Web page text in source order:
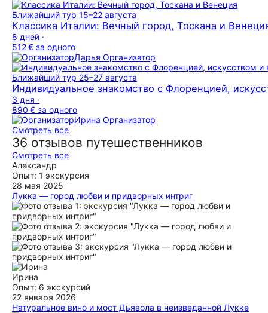
Ближайший тур 15–22 августа
Классика Италии: Вечный город, Тоскана и
8 дней ·
512 € за одного
Дарья Организатор
Ближайший тур 25–27 августа
Индивидуальное знакомство с Флоренцией,
3 дня ·
890 € за одного
Ирина Организатор
Смотреть все
36 отзывов путешественников
Смотреть все
Aлександр
Опыт: 1 экскурсия
28 мая 2025
Лукка — город любви и придворных интриг
Экскурсия с гидом Еленой была фантастической, помимо
того, что нам повезло с погодой, прогулка по городу была
живой и захватывающей. Неожиданно оказалось, что в
таком маленьком городе, как Лукка, может быть столько
историй, любопытных фактов и анекдотов. Считаю, что этот
город незаслуженно обделен вниманием туристов. Елена
рассказывала обо всем очень подробно, отвечала на
вопросы, возникавшие по ходу экскурсии. Помимо
упомянутых в описании досторимечательностей, гид
порекомендовала несколько мест, где можно попробовать
превосходную местную кухню. Очень рекомендую!
Ирина
Опыт: 6 экскурсий
22 января 2026
Натуральное вино и мост Дьявола в неизведанной Лукке